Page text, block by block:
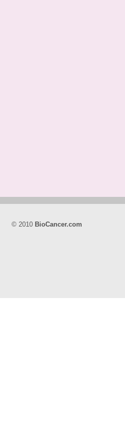
© 2010 BioCancer.com